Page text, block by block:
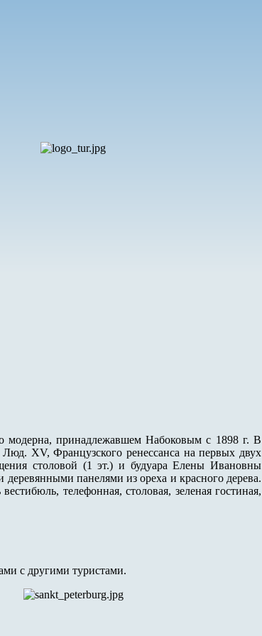
модерна, принадлежавшем Набоковым с 1898 г. В
XV, Французского ренессанса на первых двух
столовой (1 эт.) и будуара Елены Ивановны
панелями из ореха и красного дерева.
телефонная, столовая, зеленая гостиная,
с другими туристами.